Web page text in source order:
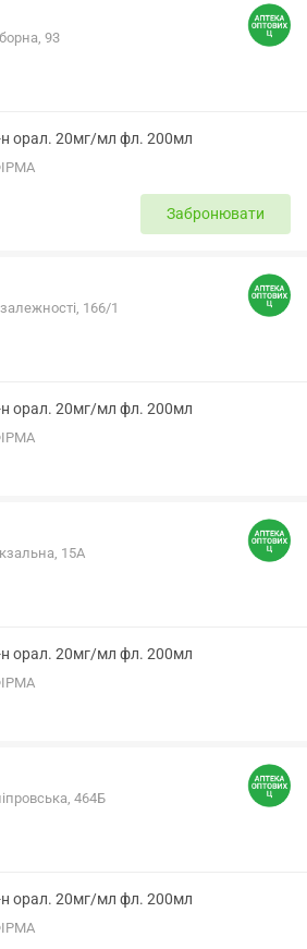
93
орал. 20мг/мл фл. 200мл
Забронювати
166/1
орал. 20мг/мл фл. 200мл
15А
орал. 20мг/мл фл. 200мл
464Б
орал. 20мг/мл фл. 200мл